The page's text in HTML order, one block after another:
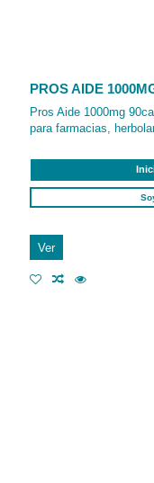
PROS AIDE
Pros Aide 1000mg
para farmacias,
Ver